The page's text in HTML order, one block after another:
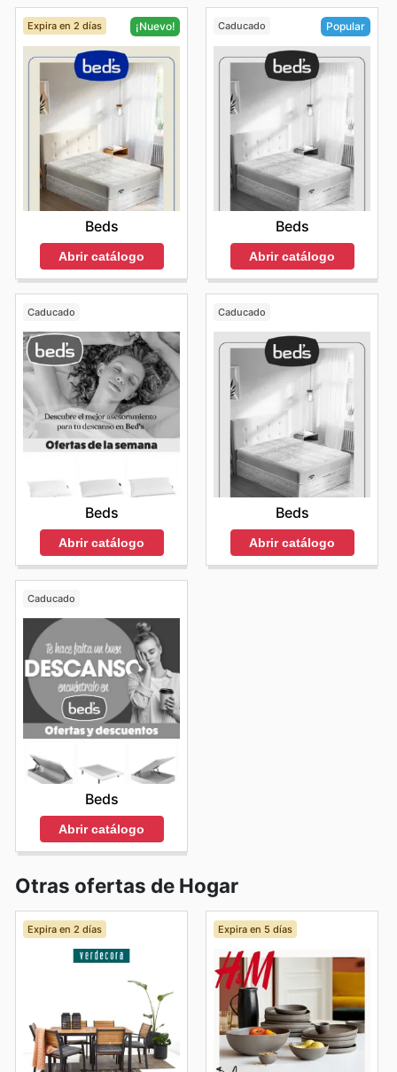
Expira en 2 días ¡Nuevo!
Beds
Abrir catálogo
Caducado Popular
Beds
Abrir catálogo
Caducado
Beds
Abrir catálogo
Caducado
Beds
Abrir catálogo
Caducado
Beds
Abrir catálogo
Otras ofertas de Hogar
Expira en 2 días Expira en 5 días